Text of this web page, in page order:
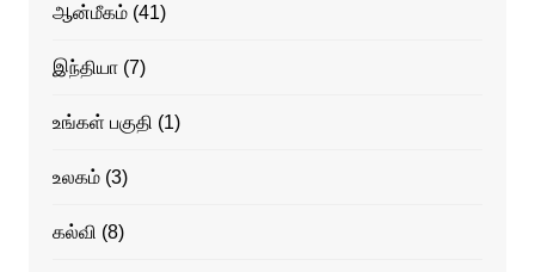
ஆன்மீகம்(41)
இந்தியா(7)
உங்கள் பகுதி (1)
உலகம்(3)
கல்வி (8)